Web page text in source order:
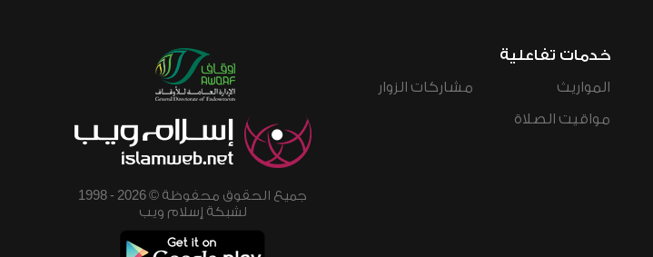
خدمات تفاعلية
المواريث
مواقيت الصلاة
مشاركات الزوار
جميع الحقوق محفوظة © 2026 - 1998
لشبكة إسلام ويب